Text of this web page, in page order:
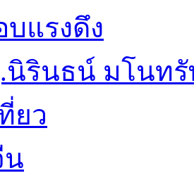
แรงดึง
รินธน์ มโนท
ยว
น